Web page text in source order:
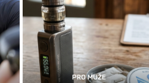
PRO MUŽE